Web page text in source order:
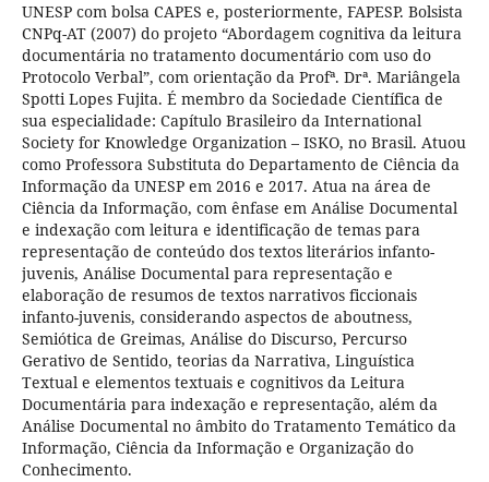
UNESP com bolsa CAPES e, posteriormente, FAPESP. Bolsista
CNPq-AT (2007) do projeto “Abordagem cognitiva da leitura
documentária no tratamento documentário com uso do
Protocolo Verbal”, com orientação da Profª. Drª. Mariângela
Spotti Lopes Fujita. É membro da Sociedade Científica de
sua especialidade: Capítulo Brasileiro da International
Society for Knowledge Organization – ISKO, no Brasil. Atuou
como Professora Substituta do Departamento de Ciência da
Informação da UNESP em 2016 e 2017. Atua na área de
Ciência da Informação, com ênfase em Análise Documental
e indexação com leitura e identificação de temas para
representação de conteúdo dos textos literários infanto-
juvenis, Análise Documental para representação e
elaboração de resumos de textos narrativos ficcionais
infanto-juvenis, considerando aspectos de aboutness,
Semiótica de Greimas, Análise do Discurso, Percurso
Gerativo de Sentido, teorias da Narrativa, Linguística
Textual e elementos textuais e cognitivos da Leitura
Documentária para indexação e representação, além da
Análise Documental no âmbito do Tratamento Temático da
Informação, Ciência da Informação e Organização do
Conhecimento.